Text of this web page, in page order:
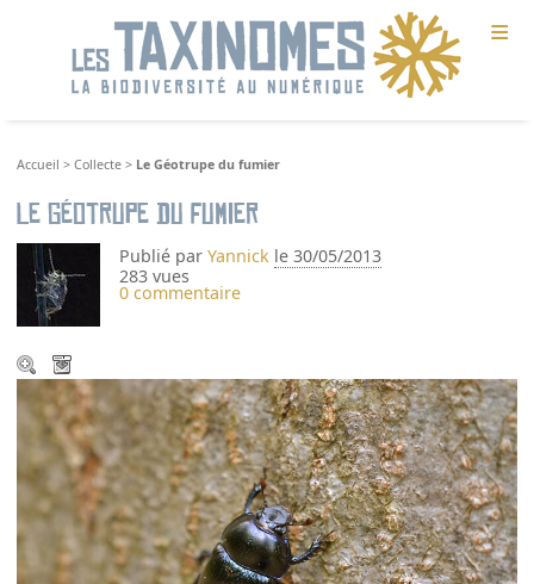
≡
Accueil >Collecte > Le Géotrupe du fumier
Le Géotrupe du fumier
Publié parYannick le 30/05/2013
283 vues
0 commentaire